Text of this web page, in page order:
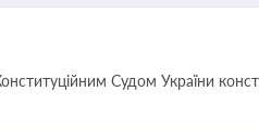
Судом України